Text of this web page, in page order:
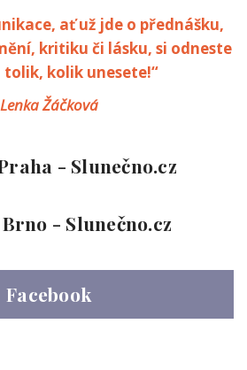
ať už jde o přednášku,
kritiku či lásku, si odneste
tolik, kolik unesete!“
Lenka Žáčková
Facebook